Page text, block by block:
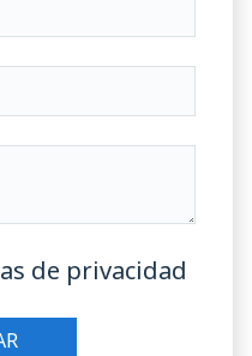
de privacidad